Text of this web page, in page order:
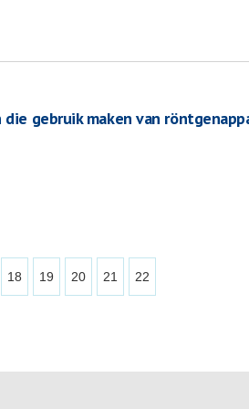
gebruik maken van
18 19 20 21 22